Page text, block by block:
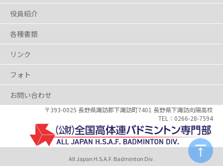
役員紹介
各種書類
リンク
フォト
お問い合わせ
〒393-0025 長野県諏訪郡下諏訪町7401 長野県下諏訪向陽高校
0266-28-7594
All Japan H.S.A.F. Badminton Div.